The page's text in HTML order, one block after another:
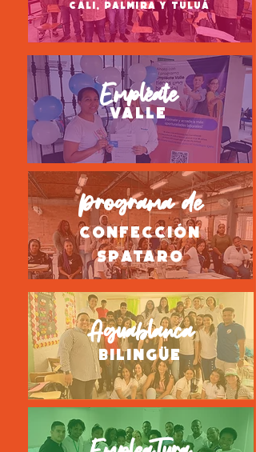
Cali, Palmira y Tuluá
Empléate
valle
Programa de
confección
spataro
Aguablanca
bilingüe